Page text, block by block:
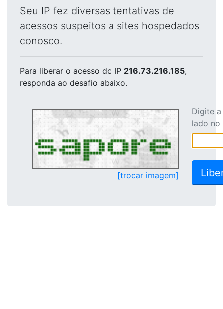
Seu IP fez diversas tentativas de
acessos suspeitos a sites hospedados
conosco.
Para liberar o acesso do IP 216.73.216.185,
responda ao desafio abaixo.
[trocar imagem]
Digite
lado no